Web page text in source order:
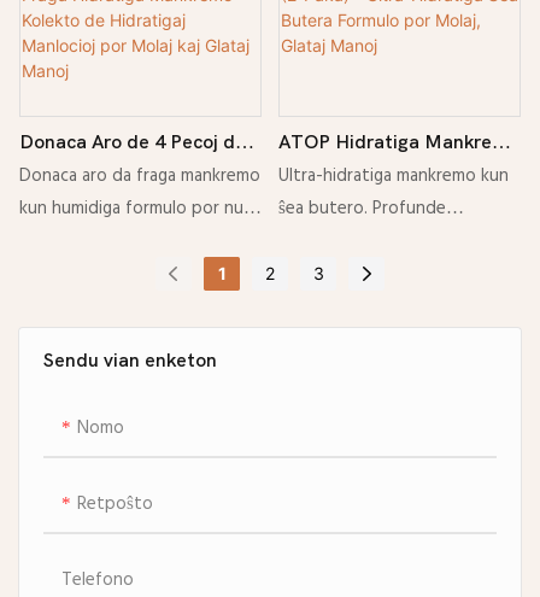
Sendu vian enketon
Nomo
Retpoŝto
Telefono
por mola, glata, hidratigita
haŭto.
manoj.
Donaca Aro de 4 Pecoj da
Fraga Hidratiga Mankremo
- Kolekto de Hidratigaj
Donaca aro da fraga mankremo
kun humidiga formulo por nutri
mola, glata, hidratigita kaj
ATOP Hidratiga Mankremo
(2-Paka) - Ultra-Hidratiga
Ŝea Butera Formulo por
Ultra-hidratiga mankremo kun
ŝea butero. Profunde
lasante la haŭton mola, glata
1 2 3